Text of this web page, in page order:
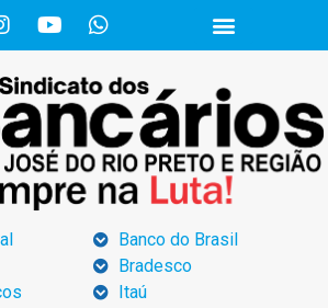
Banco do Brasil
Bradesco
Itaú